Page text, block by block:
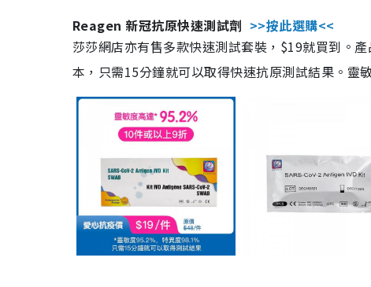
Reagen 新冠抗原快速測試劑 >>按此選購<<
莎莎網店亦有售多款快速測試套裝，$19就買到。
本，只需15分鐘就可以取得快速抗原測試結果。靈